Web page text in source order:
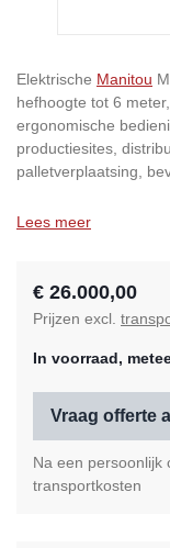
Elektrische Manitou
hefhoogte tot 6
ergonomische
productiesites,
palletverplaatsing,
Lees meer
€ 26.000,00
Prijzen excl.
In voorraad,
Vraag offerte
Na een persoonlijk
transportkosten